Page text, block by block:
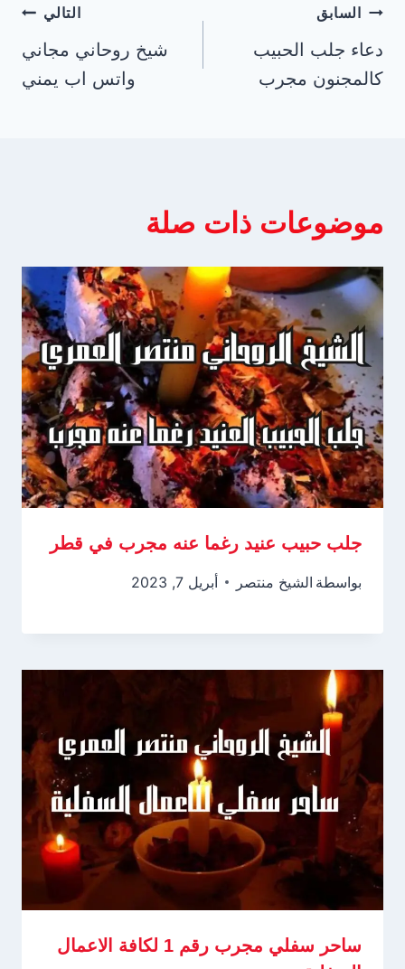
تصفّح
المقالات
السابق
دعاء جلب الحبيب
كالمجنون مجرب
التالي
شيخ روحاني مجاني
واتس اب يمني
موضوعات ذات صلة
جلب حبيب عنيد رغما عنه مجرب في قطر
بواسطة الشيخ منتصر أبريل 7, 2023
ساحر سفلي مجرب رقم 1 لكافة الاعمال